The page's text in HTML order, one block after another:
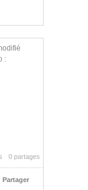
:
0 partages
Partager